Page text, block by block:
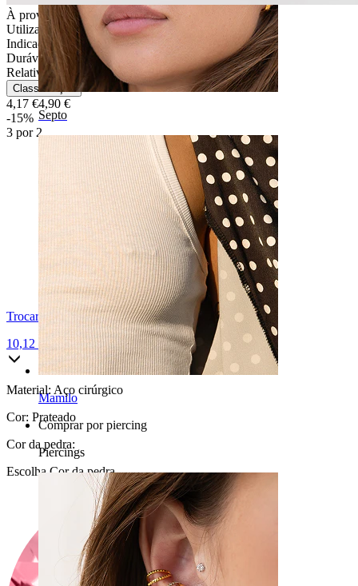
Septo
Mamilo
Comprar por piercing
Piercings
À prova de água
Utilização diária
Indicada para a maioria dos tipos de pele
Durável
Relativamente fácil
Classificação
4,17 €4,90 €
-15%
3 por 2
Trocar para titânio
10,12 €
11,90 €
Material: Aço cirúrgico
Cor: Prateado
Cor da pedra:
Escolha Cor da pedra